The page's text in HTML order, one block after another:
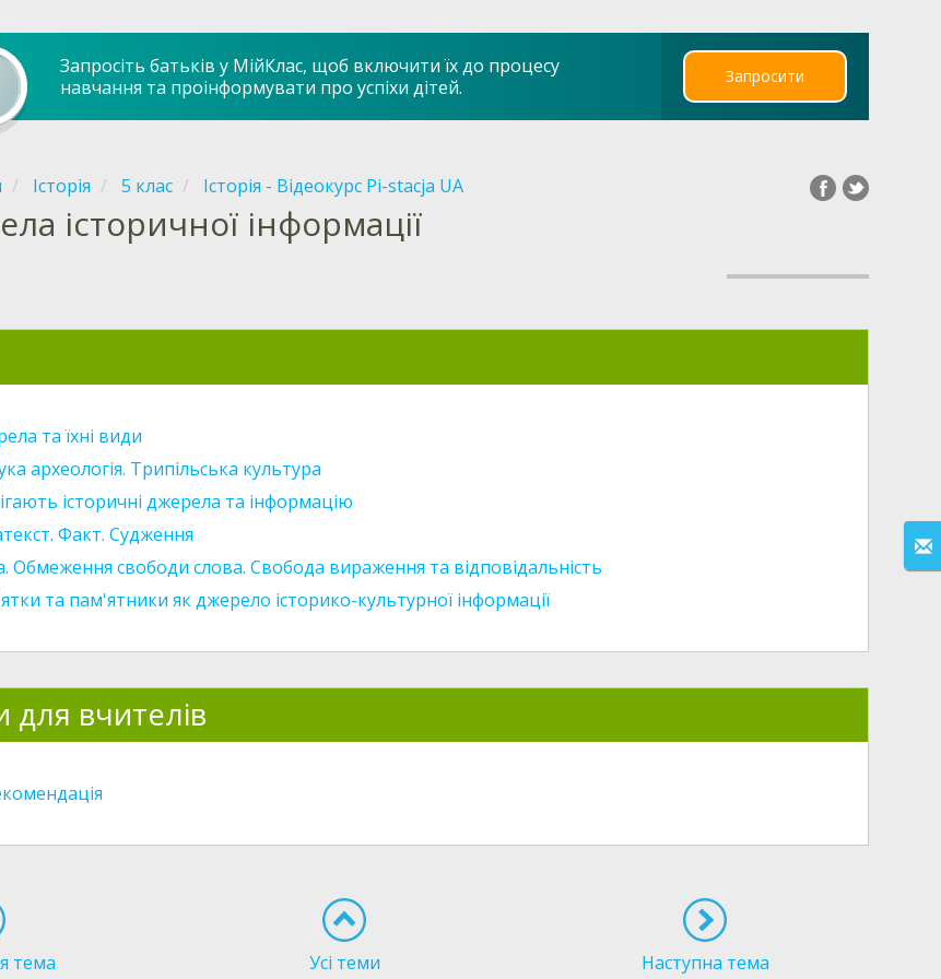
Запросіть батьків у МійКлас, щоб включити їх до процесу
навчання та проінформувати про успіхи дітей.
Запросити
Історія 5 клас Історія - Відеокурс Pi-stacja UA
історичної інформації
та їхні види
археологія. Трипільська культура
історичні джерела та інформацію
Факт. Судження
Обмеження свободи слова. Свобода вираження та відповідальність
та пам'ятники як джерело історико-культурної інформації
для вчителів
тема Усі теми Наступна тема